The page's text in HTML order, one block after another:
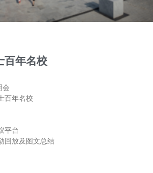
百年名校
会
百年名校
平台
回放及图文总结